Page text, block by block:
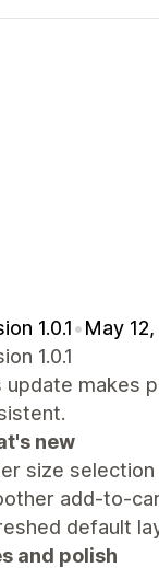
1.0.1•May
1.0.1
update makes
new
size
add-to-
default
and polish